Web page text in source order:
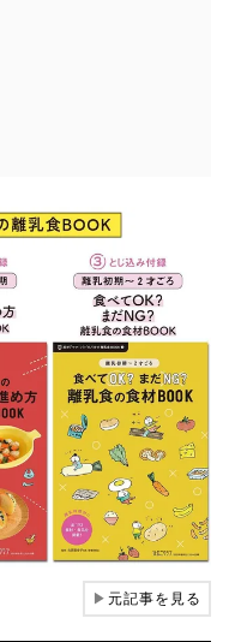
▶元記事を見る